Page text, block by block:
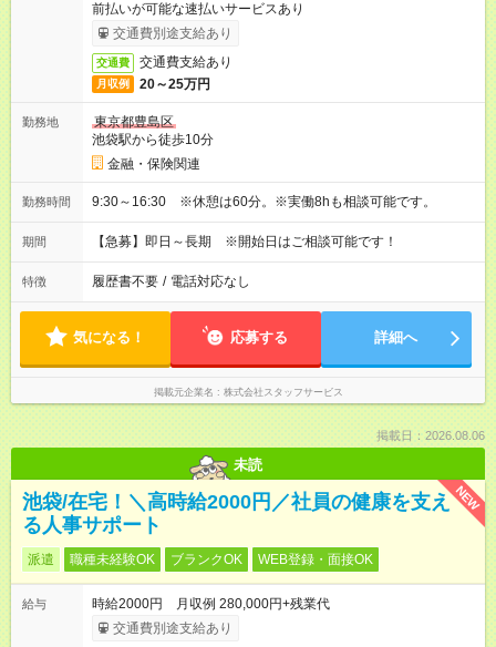
前払いが可能な速払いサービスあり
交通費別途支給あり
交通費 交通費支給あり
月収例 20～25万円
勤務地
東京都豊島区
池袋駅から徒歩10分
金融・保険関連
勤務時間 9:30～16:30 ※休憩は60分。※実働8hも相談可能です。
期間 【急募】即日～長期 ※開始日はご相談可能です！
特徴 履歴書不要 / 電話対応なし
気になる！ 応募する 詳細へ
掲載元企業名 株式会社スタッフサービス
掲載日：2026.08.06
未読
NEW
池袋/在宅！＼高時給2000円／社員の健康を支え
る人事サポート
派遣 職種未経験OK ブランクOK WEB登録・面接OK
給与
時給2000円 月収例 280,000円+残業代
交通費別途支給あり